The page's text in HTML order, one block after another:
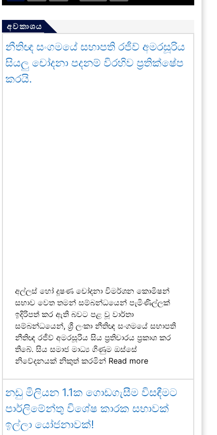
අවකාශය
නීතිඥ සංගමයේ සභාපති රජීව් අමරසූරිය
සියලු චෝදනා පදනම් විරහිව ප්‍රතික්ෂේප
කරයි.
අල්ලස් හෝ දූෂණ චෝදනා විමර්ශන කොමිෂන්
සභාව වෙත තමන් සම්බන්ධයෙන් පැමිණිල්ලක්
ඉදිරිපත් කර ඇති බවට පළ වූ වාර්තා
සම්බන්ධයෙන්, ශ්‍රී ලංකා නීතිඥ සංගමයේ සභාපති
නීතිඥ රජීව් අමරසූරිය සිය ප්‍රතිචාරය ප්‍රකාශ කර
තිබේ. සිය සමාජ මාධ්‍ය ගිණුම ඔස්සේ
නිවේදනයක් නිකුත් කරමින් Read more
නඩු මිලියන 1.1ක ගොඩගැසීම විසඳීමට
පාර්ලිමේන්තු විශේෂ කාරක සභාවක්
ඉල්ලා යෝජනාවක්!